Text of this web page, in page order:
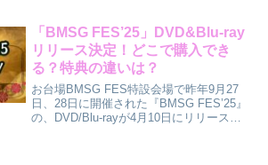
の「...
「BMSG FES’25」DVD&Blu-ray
リリース決定！どこで購入でき
る？特典の違いは？
お台場BMSG FES特設会場で昨年9月27
日、28日に開催された『BMSG FES’25』
の、DVD/Blu-rayが4月10日にリリース決